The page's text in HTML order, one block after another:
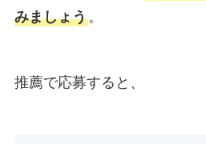
みましょう。
推薦で応募すると、